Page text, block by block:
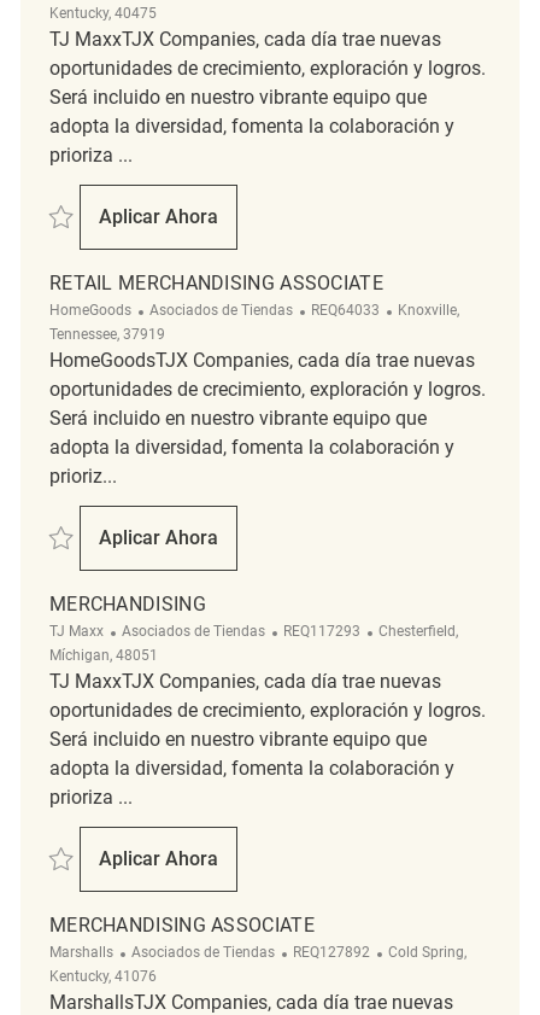
Kentucky, 40475
TJ MaxxTJX Companies, cada día trae nuevas
oportunidades de crecimiento, exploración y logros.
Será incluido en nuestro vibrante equipo que
adopta la diversidad, fomenta la colaboración y
prioriza ...
Salvar Merchandising Associate REQ113883
Aplicar Ahora
Merchandising Associate
RETAIL MERCHANDISING ASSOCIATE
HomeGoods Categoría
Asociados de Tiendas ReqId
REQ64033 Ubicación
Knoxville,
Tennessee, 37919
HomeGoodsTJX Companies, cada día trae nuevas
oportunidades de crecimiento, exploración y logros.
Será incluido en nuestro vibrante equipo que
adopta la diversidad, fomenta la colaboración y
prioriz...
Salvar Retail Merchandising Associate REQ64033
Aplicar Ahora
Retail Merchandising Associate
MERCHANDISING
TJ Maxx Categoría
Asociados de Tiendas ReqId
REQ117293 Ubicación
Chesterfield,
Míchigan, 48051
TJ MaxxTJX Companies, cada día trae nuevas
oportunidades de crecimiento, exploración y logros.
Será incluido en nuestro vibrante equipo que
adopta la diversidad, fomenta la colaboración y
prioriza ...
Salvar Merchandising REQ117293
Aplicar Ahora
Merchandising
MERCHANDISING ASSOCIATE
Marshalls Categoría
Asociados de Tiendas ReqId
REQ127892 Ubicación
Cold Spring,
Kentucky, 41076
MarshallsTJX Companies, cada día trae nuevas